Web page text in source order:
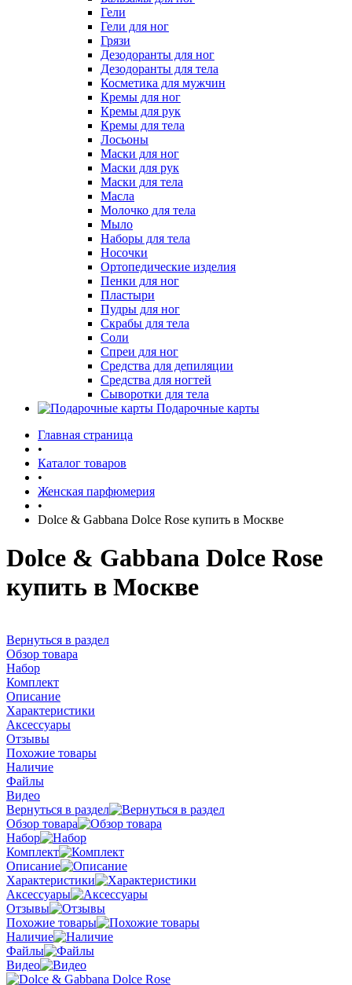
Гели
Гели для ног
Грязи
Дезодоранты для ног
Дезодоранты для тела
Косметика для мужчин
Кремы для ног
Кремы для рук
Кремы для тела
Лосьоны
Маски для ног
Маски для рук
Маски для тела
Масла
Молочко для тела
Мыло
Наборы для тела
Носочки
Ортопедические изделия
Пенки для ног
Пластыри
Пудры для ног
Скрабы для тела
Соли
Спреи для ног
Средства для депиляции
Средства для ногтей
Сыворотки для тела
Подарочные карты
Главная страница
•
Каталог товаров
•
Женская парфюмерия
•
Dolce & Gabbana Dolce Rose купить в Москве
Dolce & Gabbana Dolce Rose
купить в Москве
Вернуться в раздел
Обзор товара
Набор
Комплект
Описание
Характеристики
Аксессуары
Отзывы
Похожие товары
Наличие
Файлы
Видео
Вернуться в раздел
Обзор товара
Набор
Комплект
Описание
Характеристики
Аксессуары
Отзывы
Похожие товары
Наличие
Файлы
Видео